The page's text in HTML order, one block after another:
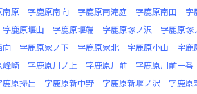
南原 字鹿原南向 字鹿原南滝庭 字鹿原南田 字
字鹿原堰山 字鹿原堰端 字鹿原塚ノ沢 字鹿原塚
向 字鹿原家ノ下 字鹿原家北 字鹿原小山 字鹿
峰崎 字鹿原川ノ上 字鹿原川前 字鹿原川前一番
鹿原掃出 字鹿原新中野 字鹿原新堰ノ沢 字鹿原